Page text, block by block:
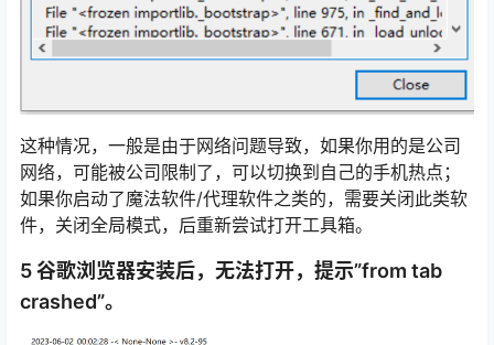
这种情况，一般是由于网络问题导致，如果你用的是公司
网络，可能被公司限制了，可以切换到自己的手机热点；
如果你启动了魔法软件/代理软件之类的，需要关闭此类软
件，关闭全局模式，后重新尝试打开工具箱。
5 谷歌浏览器安装后，无法打开，提示”from tab
crashed”。